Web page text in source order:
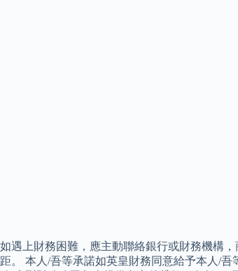
如遇上財務困難，應主動聯絡銀行或財務機構
距。 本人/吾等承諾如英皇財務同意給予本人/